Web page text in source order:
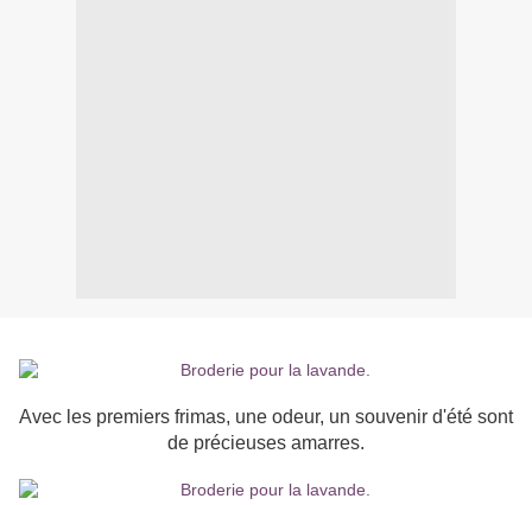
Avec les premiers frimas, une odeur, un souvenir d'été sont
de précieuses amarres.